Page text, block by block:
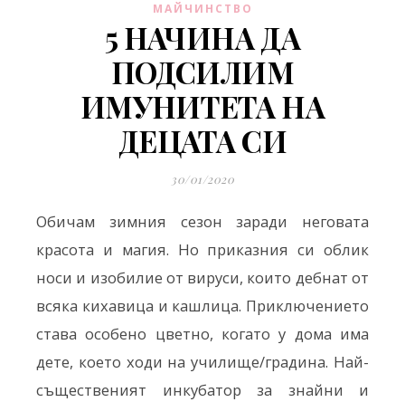
МАЙЧИНСТВО
5 НАЧИНА ДА
ПОДСИЛИМ
ИМУНИТЕТА НА
ДЕЦАТА СИ
30/01/2020
Обичам зимния сезон заради неговата
красота и магия. Но приказния си облик
носи и изобилие от вируси, които дебнат от
всяка кихавица и кашлица. Приключението
става особено цветно, когато у дома има
дете, което ходи на училище/градина. Най-
същественият инкубатор за знайни и